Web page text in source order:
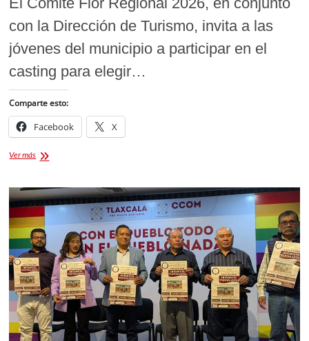
con la Dirección de Turismo, invita a las
jóvenes del municipio a participar en el
casting para elegir…
Comparte esto:
Facebook X
Ver másSé
Reina
Flor
Regional
de
Tlaxco
2026
[Convocatoria]